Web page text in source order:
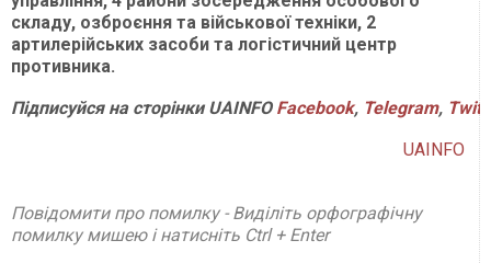
складу, озброєння та військової техніки, 2
артилерійських засоби та логістичний центр
противника.
Підписуйся на сторінки UAINFO Facebook, Telegram,
UAINFO
Повідомити про помилку - Виділіть орфографічну
помилку мишею і натисніть Ctrl + Enter